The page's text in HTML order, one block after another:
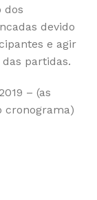
dos
devido
e agir
partidas.
– (as
cronograma)